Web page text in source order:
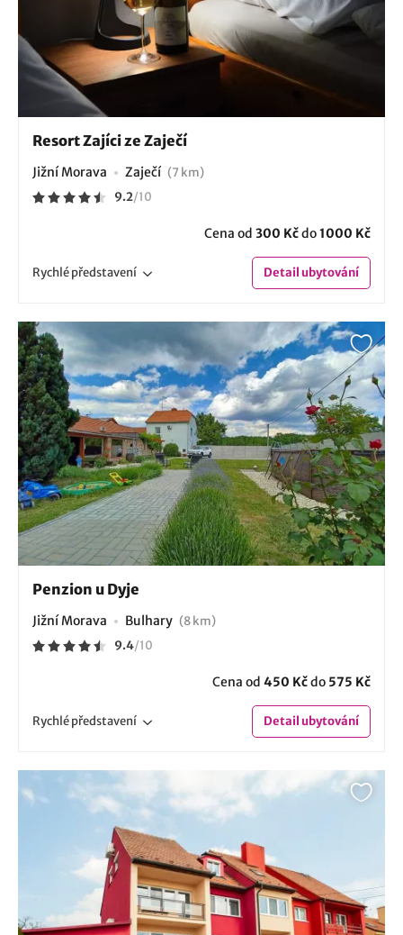
Resort Zajíci ze Zaječí
Jižní Morava Zaječí (7 km)
9.2/10
Cena od 300 Kčdo1000 Kč
Rychlépředstavení Detailubytování
Penzion u Dyje
Jižní Morava Bulhary (8 km)
9.4/10
Cena od 450 Kčdo 575 Kč
Rychlépředstavení Detailubytování